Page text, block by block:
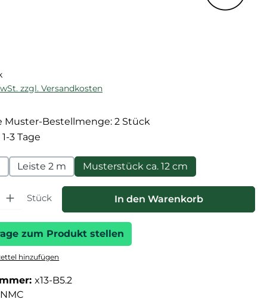
zzgl. Versandkosten
Muster-Bestellmenge: 2 Stück
3 Tage
Leiste 2 m Musterstück ca. 12 cm
Gib den gewünschten Wert ein oder benutze die
Stück In den Warenkorb
zum Produkt stellen
hinzufügen
x13-B5.2
NMC